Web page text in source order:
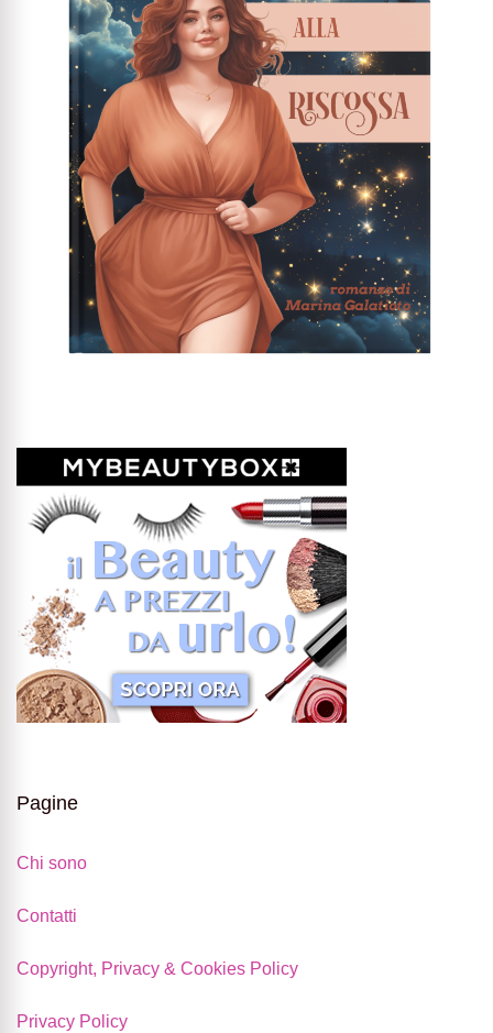
Pagine
Chi sono
Contatti
Copyright, Privacy & Cookies Policy
Privacy Policy